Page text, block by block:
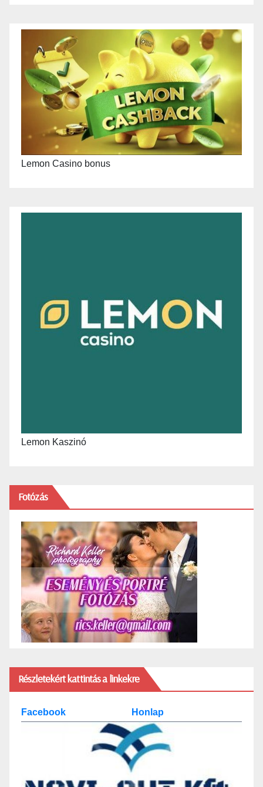
Lemon Casino bonus
Lemon Kaszinó
Fotózás
Részletekért kattintás a linkekre
Facebook Honlap